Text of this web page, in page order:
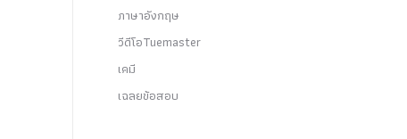
ภาษาอังกฤษ
วีดีโอTuemaster
เคมี
เฉลยข้อสอบ